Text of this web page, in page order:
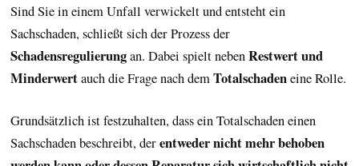
Sind Sie in einem Unfall verwickelt und entsteht ein
Sachschaden, schließt sich der Prozess der
Schadensregulierungan. Dabei spielt nebenRestwert und
Minderwertauch die Frage nach demTotalschadeneine Rolle.
Grundsätzlich ist festzuhalten, dass ein Totalschaden einen
Sachschaden beschreibt, derentweder nicht mehr behoben